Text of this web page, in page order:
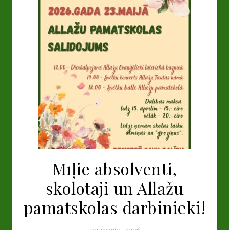
Mīļie absolventi,
skolotāji un Allažu
pamatskolas darbinieki!